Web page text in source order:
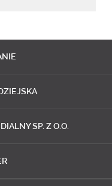
SP. Z O.O.